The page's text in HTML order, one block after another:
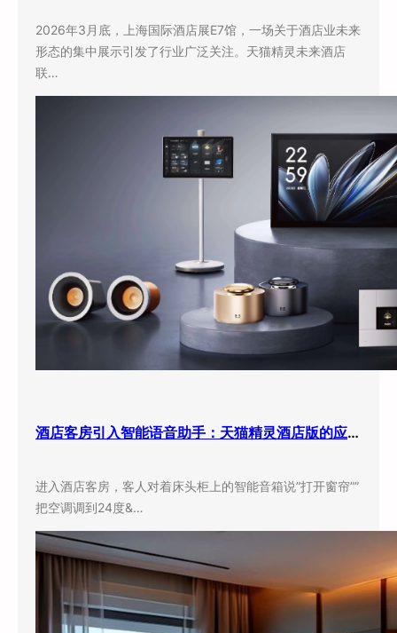
2026年3月底，上海国际酒店展E7馆，一场关于酒店业未来
形态的集中展示引发了行业广泛关注。天猫精灵未来酒店
联…
酒店客房引入智能语音助手：天猫精灵酒店版的应用现状与实际效果
进入酒店客房，客人对着床头柜上的智能音箱说”打开窗帘””
把空调调到24度&…